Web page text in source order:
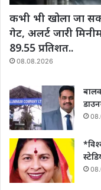
कभी भी खोला जा
गेट, अलर्ट जारी
89.55 प्रतिशत..
08.08.2026